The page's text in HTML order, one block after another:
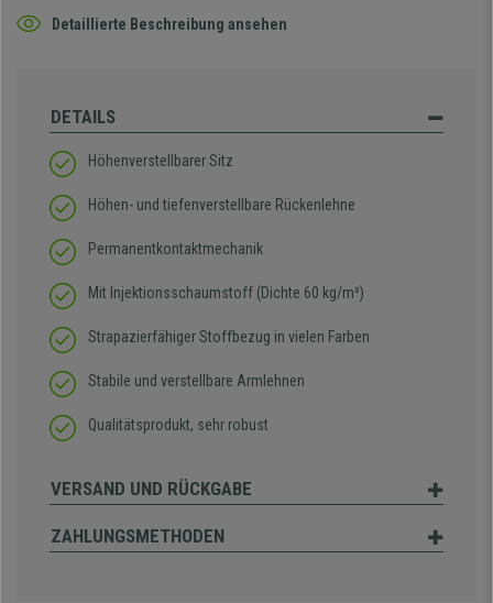
Detaillierte Beschreibung ansehen
DETAILS
Höhenverstellbarer Sitz
Höhen- und tiefenverstellbare Rückenlehne
Permanentkontaktmechanik
Mit Injektionsschaumstoff (Dichte 60 kg/m³)
Strapazierfähiger Stoffbezug in vielen Farben
Stabile und verstellbare Armlehnen
Qualitätsprodukt, sehr robust
VERSAND UND RÜCKGABE
ZAHLUNGSMETHODEN